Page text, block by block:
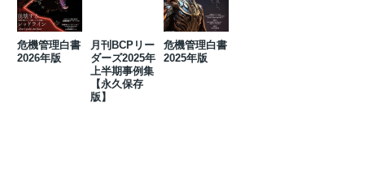
危機管理白書
2026年版
月刊BCPリー
ダーズ2025年
上半期事例集
【永久保存
版】
危機管理白書
2025年版